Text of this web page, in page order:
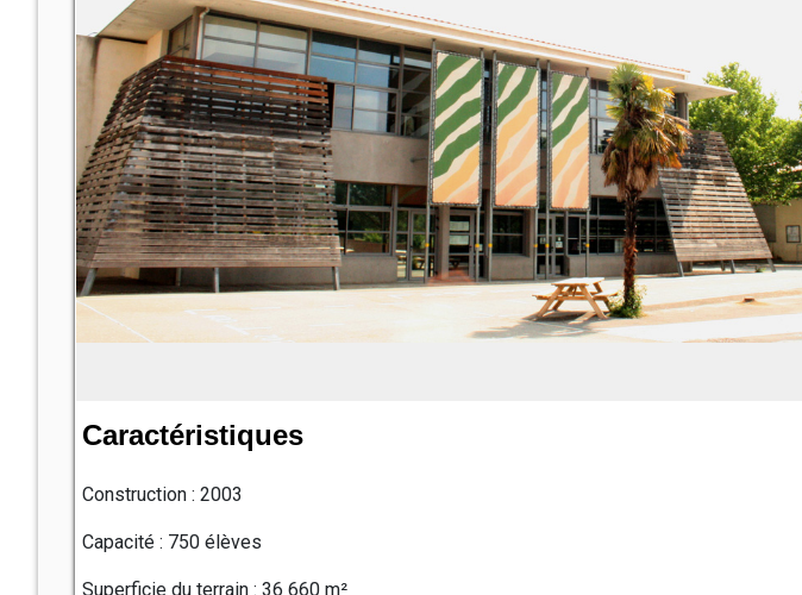
Caractéristiques
Construction : 2003
Capacité : 750 élèves
Superficie du terrain : 36 660 m²